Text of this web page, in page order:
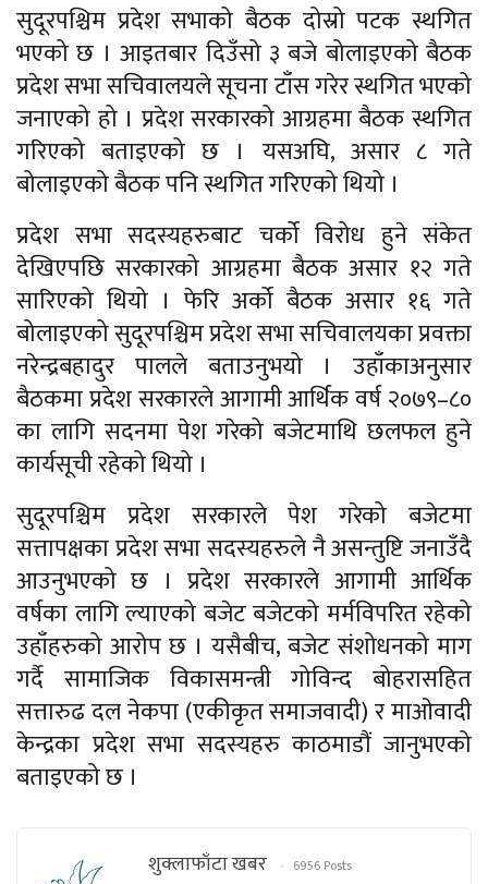
सुदूरपश्चिम प्रदेश सभाको बैठक दोस्रो पटक स्थगित
भएको छ । आइतबार दिउँसो ३ बजे बोलाइएको बैठक
प्रदेश सभा सचिवालयले सूचना टाँस गरेर स्थगित भएको
जनाएको हो । प्रदेश सरकारको आग्रहमा बैठक स्थगित
गरिएको बताइएको छ । यसअघि, असार ८ गते
बोलाइएको बैठक पनि स्थगित गरिएको थियो ।
प्रदेश सभा सदस्यहरुबाट चर्को विरोध हुने संकेत
देखिएपछि सरकारको आग्रहमा बैठक असार १२ गते
सारिएको थियो । फेरि अर्को बैठक असार १६ गते
बोलाइएको सुदूरपश्चिम प्रदेश सभा सचिवालयका प्रवक्ता
नरेन्द्रबहादुर पालले बताउनुभयो । उहाँकाअनुसार
बैठकमा प्रदेश सरकारले आगामी आर्थिक वर्ष २०७९–८०
का लागि सदनमा पेश गरेको बजेटमाथि छलफल हुने
कार्यसूची रहेको थियो ।
सुदूरपश्चिम प्रदेश सरकारले पेश गरेको बजेटमा
सत्तापक्षका प्रदेश सभा सदस्यहरुले नै असन्तुष्टि जनाउँदै
आउनुभएको छ । प्रदेश सरकारले आगामी आर्थिक
वर्षका लागि ल्याएको बजेट बजेटको मर्मविपरित रहेको
उहाँहरुको आरोप छ । यसैबीच, बजेट संशोधनको माग
गर्दै सामाजिक विकासमन्त्री गोविन्द बोहरासहित
सत्तारुढ दल नेकपा (एकीकृत समाजवादी) र माओवादी
केन्द्रका प्रदेश सभा सदस्यहरु काठमाडौं जानुभएको
बताइएको छ ।
शुक्लाफाँटा खबर 6956 Posts